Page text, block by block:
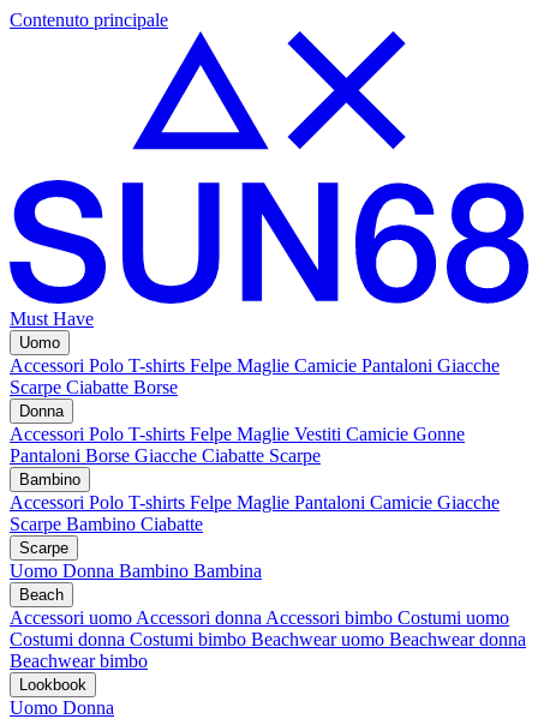
Contenuto principale
Must Have
Uomo
Accessori Polo T-shirts Felpe Maglie Camicie Pantaloni Giacche
Scarpe Ciabatte Borse
Donna
Accessori Polo T-shirts Felpe Maglie Vestiti Camicie Gonne
Pantaloni Borse Giacche Ciabatte Scarpe
Bambino
Accessori Polo T-shirts Felpe Maglie Pantaloni Camicie Giacche
Scarpe Bambino Ciabatte
Scarpe
Uomo Donna Bambino Bambina
Beach
Accessori uomo Accessori donna Accessori bimbo Costumi uomo
Costumi donna Costumi bimbo Beachwear uomo Beachwear donna
Beachwear bimbo
Lookbook
Uomo Donna